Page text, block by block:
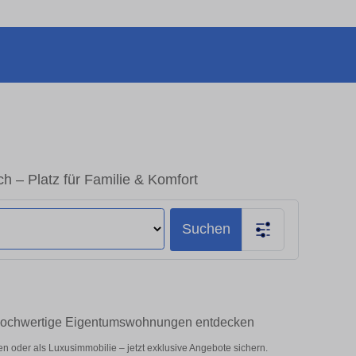
– Platz für Familie & Komfort
Suchen
Eigentumswohnungen entdecken
oder als Luxusimmobilie – jetzt exklusive Angebote sichern.